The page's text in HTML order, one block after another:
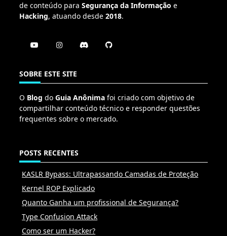
de conteúdo para Segurança da Informação e
Hacking, atuando desde 2018.
SOBRE ESTE SITE
O Blog do Guia Anônima foi criado com objetivo de
compartilhar conteúdo técnico e responder questões
frequentes sobre o mercado.
POSTS RECENTES
KASLR Bypass: Ultrapassando Camadas de Proteção
Kernel ROP Explicado
Quanto Ganha um profissional de Segurança?
Type Confusion Attack
Como ser um Hacker?